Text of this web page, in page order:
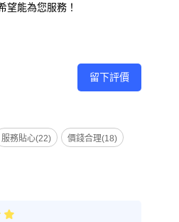
望能為您服務！
留下評價
服務貼心(22) 價錢合理(18)